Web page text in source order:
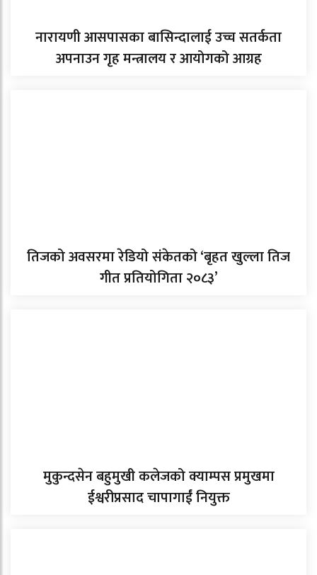
नारायणी आसपासका बासिन्दालाई उच्च सतर्कता
अपनाउन गृह मन्त्रालय र आयोगको आग्रह
तिजको अवसरमा रेडियो संकेतको ‘बृहत खुल्ला तिज
गीत प्रतियोगिता २०८३’
मुकुन्दसेन बहुमुखी कलेजको क्याम्पस प्रमुखमा
ईश्वरीप्रसाद चापागाईं नियुक्त